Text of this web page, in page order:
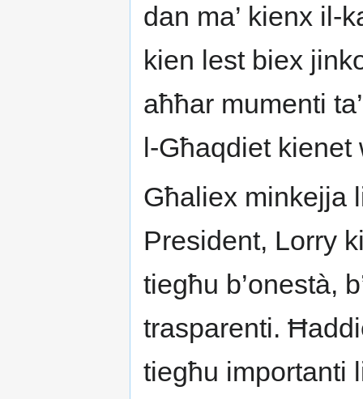
dan ma’ kienx il-
kien lest biex
aħħar mumenti
l-Għaqdiet
Għaliex minkejja
President, Lorry
tiegħu b’onestà,
trasparenti.
tiegħu importanti